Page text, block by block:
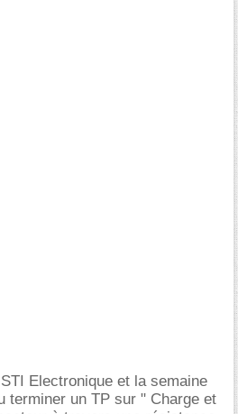
Electronique et la semaine
terminer un TP sur " Charge et